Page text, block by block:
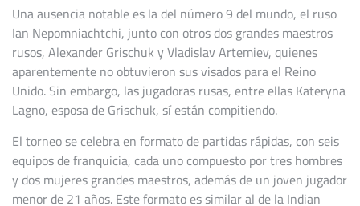
Una ausencia notable es la del número 9 del mundo, el ruso
Ian Nepomniachtchi, junto con otros dos grandes maestros
rusos, Alexander Grischuk y Vladislav Artemiev, quienes
aparentemente no obtuvieron sus visados para el Reino
Unido. Sin embargo, las jugadoras rusas, entre ellas Kateryna
Lagno, esposa de Grischuk, sí están compitiendo.
El torneo se celebra en formato de partidas rápidas, con seis
equipos de franquicia, cada uno compuesto por tres hombres
y dos mujeres grandes maestros, además de un joven jugador
menor de 21 años. Este formato es similar al de la Indian